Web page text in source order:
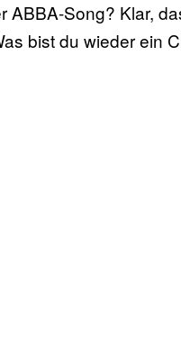
ABBA-Song? Klar,
bist du wieder ein